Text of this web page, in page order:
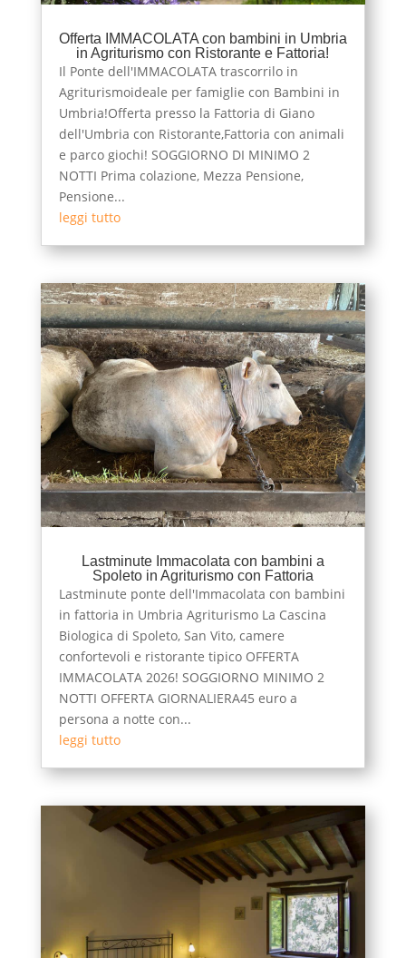
Offerta IMMACOLATA con bambini in Umbria
in Agriturismo con Ristorante e Fattoria!
Il Ponte dell'IMMACOLATA trascorrilo in
Agriturismoideale per famiglie con Bambini in
Umbria!Offerta presso la Fattoria di Giano
dell'Umbria con Ristorante,Fattoria con animali
e parco giochi! SOGGIORNO DI MINIMO 2
NOTTI Prima colazione, Mezza Pensione,
Pensione...
leggi tutto
Lastminute Immacolata con bambini a
Spoleto in Agriturismo con Fattoria
Lastminute ponte dell'Immacolata con bambini
in fattoria in Umbria Agriturismo La Cascina
Biologica di Spoleto, San Vito, camere
confortevoli e ristorante tipico OFFERTA
IMMACOLATA 2026! SOGGIORNO MINIMO 2
NOTTI OFFERTA GIORNALIERA45 euro a
persona a notte con...
leggi tutto